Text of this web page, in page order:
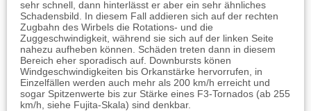
sehr schnell, dann hinterlässt er aber ein sehr ähnliches
Schadensbild. In diesem Fall addieren sich auf der rechten
Zugbahn des Wirbels die Rotations- und die
Zuggeschwindigkeit, während sie sich auf der linken Seite
nahezu aufheben können. Schäden treten dann in diesem
Bereich eher sporadisch auf. Downbursts könen
Windgeschwindigkeiten bis Orkanstärke hervorrufen, in
Einzelfällen werden auch mehr als 200 km/h erreicht und
sogar Spitzenwerte bis zur Stärke eines F3-Tornados (ab 255
km/h, siehe Fujita-Skala) sind denkbar.